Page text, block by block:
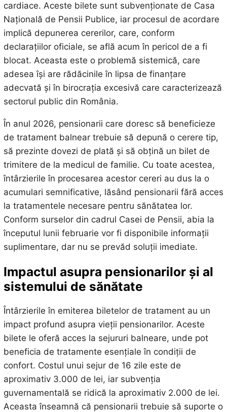
cardiace. Aceste bilete sunt subvenționate de Casa
Națională de Pensii Publice, iar procesul de acordare
implică depunerea cererilor, care, conform
declarațiilor oficiale, se află acum în pericol de a fi
blocat. Aceasta este o problemă sistemică, care
adesea își are rădăcinile în lipsa de finanțare
adecvată și în birocrația excesivă care caracterizează
sectorul public din România.
În anul 2026, pensionarii care doresc să beneficieze
de tratament balnear trebuie să depună o cerere tip,
să prezinte dovezi de plată și să obțină un bilet de
trimitere de la medicul de familie. Cu toate acestea,
întârzierile în procesarea acestor cereri au dus la o
acumulari semnificative, lăsând pensionarii fără acces
la tratamentele necesare pentru sănătatea lor.
Conform surselor din cadrul Casei de Pensii, abia la
începutul lunii februarie vor fi disponibile informații
suplimentare, dar nu se prevăd soluții imediate.
Impactul asupra pensionarilor și al
sistemului de sănătate
Întârzierile în emiterea biletelor de tratament au un
impact profund asupra vieții pensionarilor. Aceste
bilete le oferă acces la sejururi balneare, unde pot
beneficia de tratamente esențiale în condiții de
confort. Costul unui sejur de 16 zile este de
aproximativ 3.000 de lei, iar subvenția
guvernamentală se ridică la aproximativ 2.000 de lei.
Aceasta înseamnă că pensionarii trebuie să suporte o